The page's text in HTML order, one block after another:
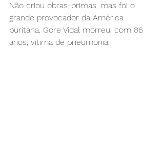
Não criou obras-primas, mas foi o
grande provocador da América
puritana. Gore Vidal morreu, com 86
anos, vítima de pneumonia.